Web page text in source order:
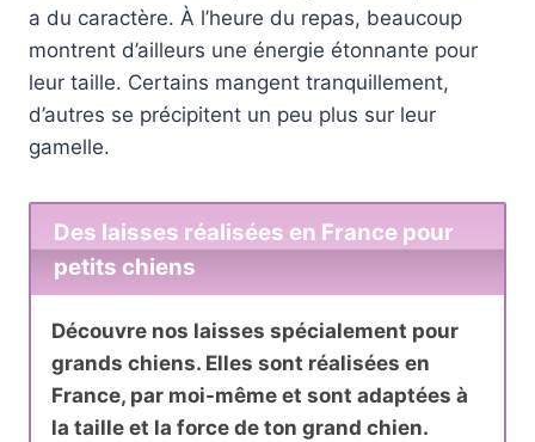
a du caractère. À l’heure du repas, beaucoup
montrent d’ailleurs une énergie étonnante pour
leur taille. Certains mangent tranquillement,
d’autres se précipitent un peu plus sur leur
gamelle.
Des laisses réalisées en France pour
petits chiens
Découvre nos laisses spécialement pour
grands chiens. Elles sont réalisées en
France, par moi-même et sont adaptées à
la taille et la force de ton grand chien.